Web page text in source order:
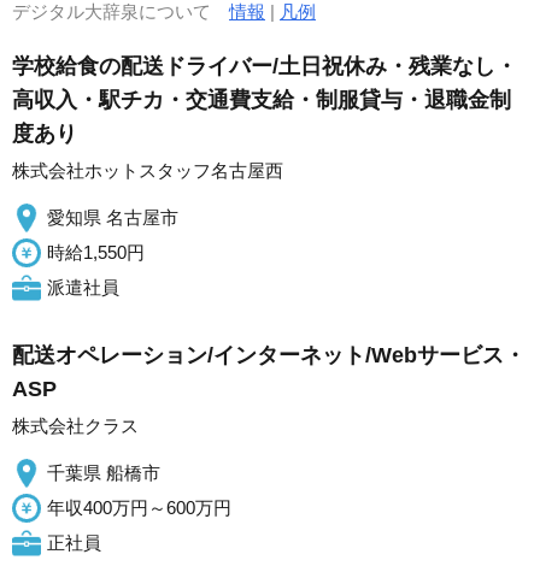
デジタル大辞泉について情報 | 凡例
学校給食の配送ドライバー/土日祝休み・残業なし・
高収入・駅チカ・交通費支給・制服貸与・退職金制
度あり
株式会社ホットスタッフ名古屋西
愛知県 名古屋市
時給1,550円
派遣社員
配送オペレーション/インターネット/Webサービス・
ASP
株式会社クラス
千葉県 船橋市
年収400万円～600万円
正社員